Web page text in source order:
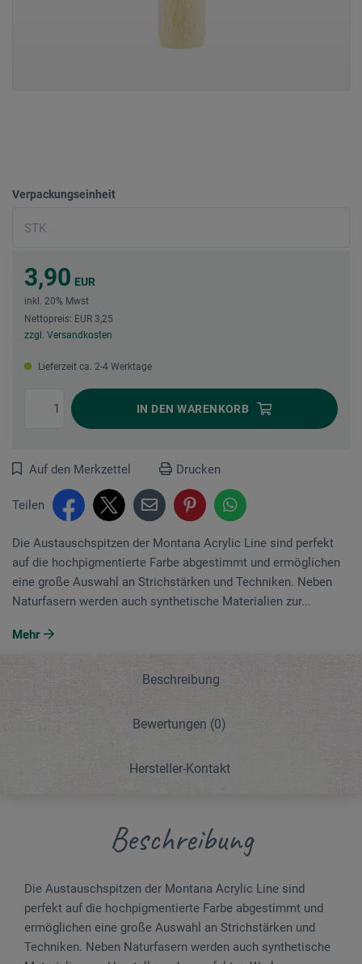
Verpackungseinheit
3,90 EUR
inkl. 20% Mwst
Nettopreis: EUR 3,25
zzgl. Versandkosten
Lieferzeit ca. 2-4 Werktage
IN DEN WARENKORB
Auf den Merkzettel Drucken
Teilen
Die Austauschspitzen der Montana Acrylic Line sind perfekt
auf die hochpigmentierte Farbe abgestimmt und ermöglichen
eine große Auswahl an Strichstärken und Techniken. Neben
Naturfasern werden auch synthetische Materialien zur...
Mehr
Beschreibung
Bewertungen (0)
Hersteller-Kontakt
Beschreibung
Die Austauschspitzen der Montana Acrylic Line sind
perfekt auf die hochpigmentierte Farbe abgestimmt und
ermöglichen eine große Auswahl an Strichstärken und
Techniken. Neben Naturfasern werden auch synthetische